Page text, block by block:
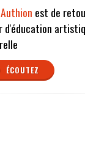
est de
d'éducation
ÉCOUTEZ